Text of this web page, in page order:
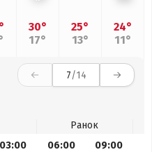
30°
17°
25°
13°
24°
11°
7/14
Ранок
03:00 06:00 09:00